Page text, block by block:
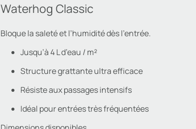
Waterhog Classic
Bloque la saleté et l’humidité dès l’entrée.
Jusqu’à 4 L d’eau / m²
Structure grattante ultra efficace
Résiste aux passages intensifs
Idéal pour entrées très fréquentées